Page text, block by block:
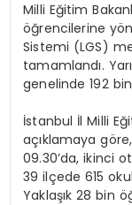
Milli Eğitim
öğrencilerine
Sistemi (LGS)
tamamlandı.
genelinde 192
İstanbul İl Milli
açıklamaya
09.30’da, ikinci
39 ilçede 615
Yaklaşık 28 bin